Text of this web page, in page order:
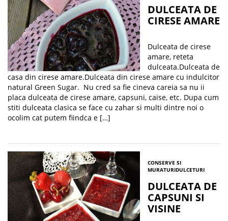
DULCEATA DE
CIRESE AMARE
Dulceata de cirese
amare, reteta
dulceata.Dulceata de
casa din cirese amare.Dulceata din cirese amare cu indulcitor
natural Green Sugar. Nu cred sa fie cineva careia sa nu ii
placa dulceata de cirese amare, capsuni, caise, etc. Dupa cum
stiti dulceata clasica se face cu zahar si multi dintre noi o
ocolim cat putem fiindca e […]
CONSERVE SI
MURATURIDULCETURI
DULCEATA DE
CAPSUNI SI
VISINE